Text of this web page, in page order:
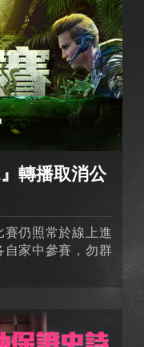
轉播取消公
賽仍照常於線上進
自家中參賽，勿群